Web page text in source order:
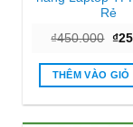
Rẻ
₫450.000 Giá
là:
₫
THÊM VÀO GIỎ